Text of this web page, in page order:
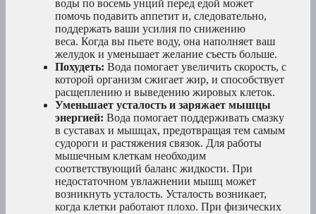
воды по восемь унций перед едой может
помочь подавить аппетит и, следовательно,
поддержать ваши усилия по снижению
веса. Когда вы пьете воду, она наполняет ваш
желудок и уменьшает желание съесть больше.
Похудеть: Вода помогает увеличить скорость, с
которой организм сжигает жир, и способствует
расщеплению и выведению жировых клеток.
Уменьшает усталость и заряжает мышцы
энергией: Вода помогает поддерживать смазку
в суставах и мышцах, предотвращая тем самым
судороги и растяжения связок. Для работы
мышечным клеткам необходим
соответствующий баланс жидкости. При
недостаточном увлажнении мышц может
возникнуть усталость. Усталость возникает,
когда клетки работают плохо. При физических